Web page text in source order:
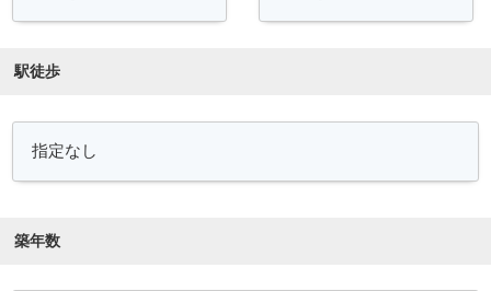
駅徒歩
築年数